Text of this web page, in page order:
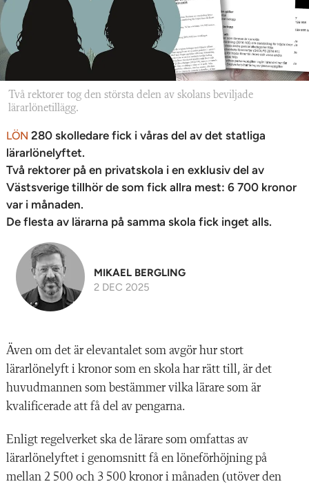
Två rektorer tog den största delen av skolans beviljade
lärarlönetillägg.
LÖN 280 skolledare fick i våras del av det statliga
lärarlönelyftet.
Två rektorer på en privatskola i en exklusiv del av
Västsverige tillhör de som fick allra mest: 6 700 kronor
var i månaden.
De flesta av lärarna på samma skola fick inget alls.
MIKAEL BERGLING
2 DEC 2025
Även om det är elevantalet som avgör hur stort
lärarlönelyft i kronor som en skola har rätt till, är det
huvudmannen som bestämmer vilka lärare som är
kvalificerade att få del av pengarna.
Enligt regelverket ska de lärare som omfattas av
lärarlönelyftet i genomsnitt få en löneförhöjning på
mellan 2 500 och 3 500 kronor i månaden (utöver den